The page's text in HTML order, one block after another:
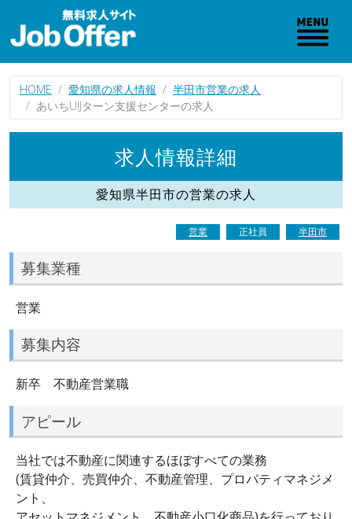
HOME 愛知県の求人情報
半田市営業の求人
あいちUIJターン支援センターの求人
求人情報詳細
愛知県半田市の営業の求人
営業 正社員 半田市
募集業種
営業
募集内容
新卒 不動産営業職
アピール
当社では不動産に関連するほぼすべての業務
(賃貸仲介、売買仲介、不動産管理、プロパティマネジメ
ント、